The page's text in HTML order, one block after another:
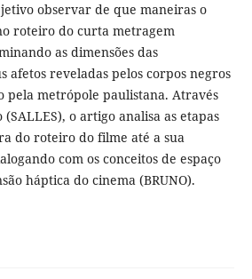
observar de que maneiras o
roteiro do curta metragem
as dimensões das
afetos reveladas pelos corpos negros
pela metrópole paulistana. Através
o artigo analisa as etapas
do roteiro do filme até a sua
com os conceitos de espaço
háptica do cinema (BRUNO).